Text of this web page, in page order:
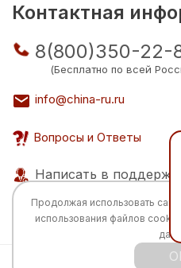
Контактная
8(800)350-22-
(Бесплатно по всей
info@china-ru.ru
Вопросы и Ответы
Написать в поддержку
Все права защищены ©
Продолжая использовать
использования файлов